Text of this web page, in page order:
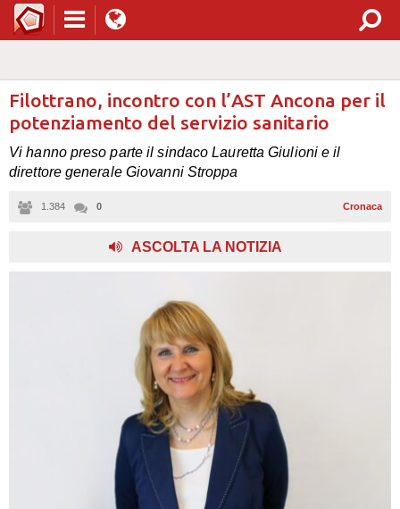
Filottrano, incontro con l’AST Ancona per il
potenziamento del servizio sanitario
Vi hanno preso parte il sindaco Lauretta Giulioni e il
direttore generale Giovanni Stroppa
1.384 0 Cronaca
ASCOLTA LA NOTIZIA